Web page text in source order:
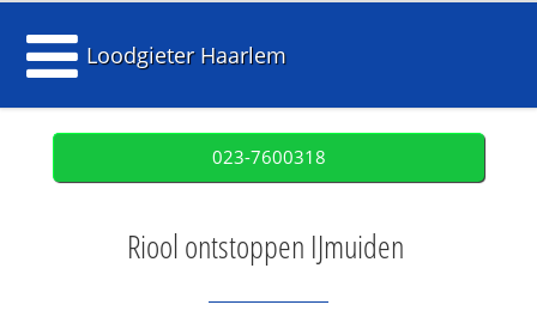
Loodgieter Haarlem
023-7600318
Riool ontstoppen IJmuiden